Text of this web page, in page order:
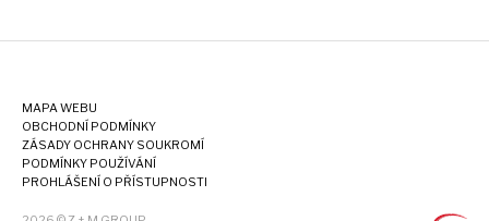
MAPA WEBU
OBCHODNÍ PODMÍNKY
ZÁSADY OCHRANY SOUKROMÍ
PODMÍNKY POUŽÍVÁNÍ
PROHLÁŠENÍ O PŘÍSTUPNOSTI